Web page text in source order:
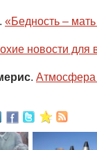
. «Бедность –
новости для
. Атмосфера